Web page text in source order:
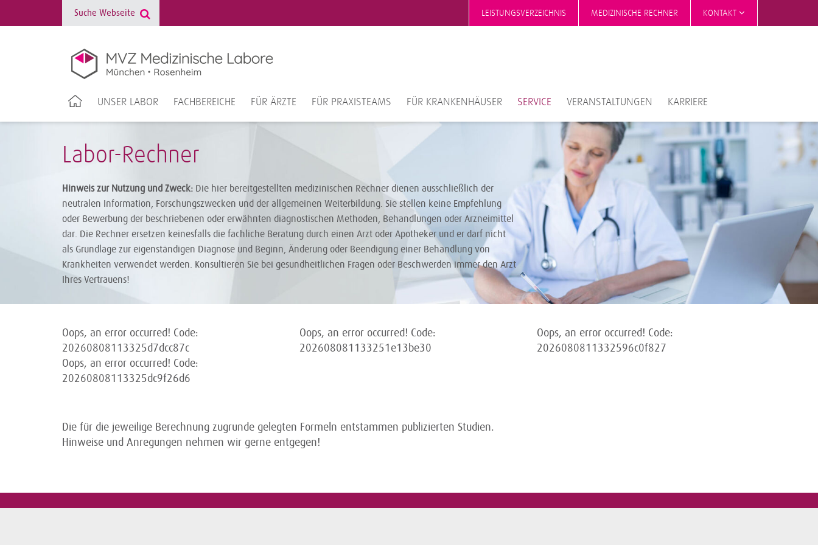
LEISTUNGSVERZEICHNIS MEDIZINISCHE RECHNER KONTAKT
UNSER LABOR FACHBEREICHE FÜR ÄRZTE FÜR PRAXISTEAMS FÜR KRANKENHÄUSER SERVICE VERANSTALTUNGEN KARRIERE
Labor-Rechner
Hinweis zur Nutzung und Zweck: Die hier bereitgestellten medizinischen Rechner dienen ausschließlich der
neutralen Information, Forschungszwecken und der allgemeinen Weiterbildung. Sie stellen keine Empfehlung
oder Bewerbung der beschriebenen oder erwähnten diagnostischen Methoden, Behandlungen oder Arzneimittel
dar. Die Rechner ersetzen keinesfalls die fachliche Beratung durch einen Arzt oder Apotheker und er darf nicht
als Grundlage zur eigenständigen Diagnose und Beginn, Änderung oder Beendigung einer Behandlung von
Krankheiten verwendet werden. Konsultieren Sie bei gesundheitlichen Fragen oder Beschwerden immer den Arzt
Ihres Vertrauens!
Oops, an error occurred! Code:
20260808113325d7dcc87c
Oops, an error occurred! Code:
20260808113325dc9f26d6
Oops, an error occurred! Code:
202608081133251e13be30
Oops, an error occurred! Code:
2026080811332596c0f827
Die für die jeweilige Berechnung zugrunde gelegten Formeln entstammen publizierten Studien.
Hinweise und Anregungen nehmen wir gerne entgegen!